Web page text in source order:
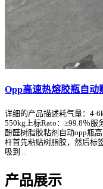
Opp高速热熔胶瓶自动
详细的产品描述耗气量：4-
550kg上标Rato：≥99.8％服
酚醛树脂胶粘剂自动opp瓶
杆首先粘贴树脂胶，然后标
吸到...
产品展示